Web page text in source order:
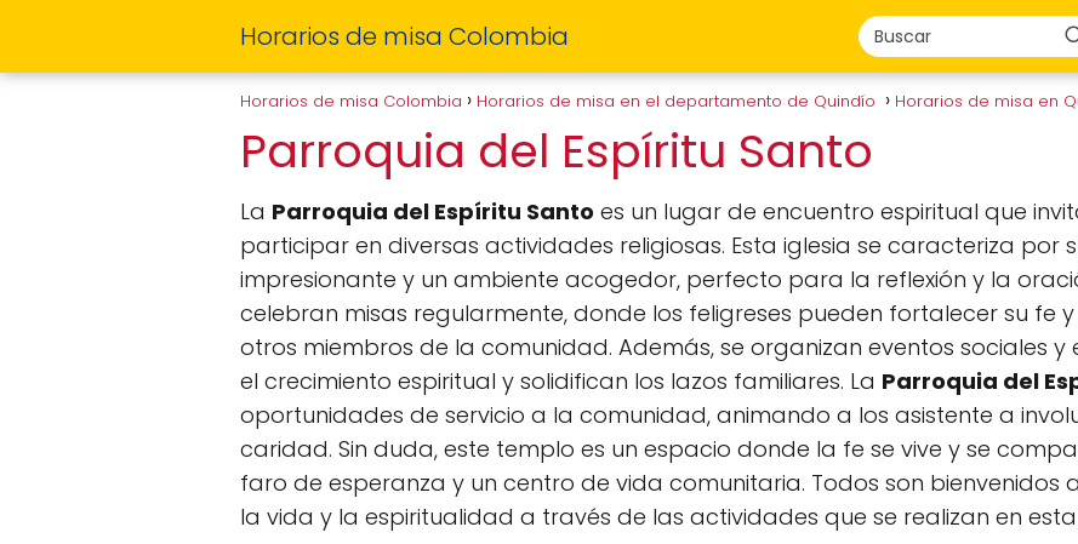
Horarios de misa Colombia
Horarios de misa Colombia Horarios de misa en el departamento de Quindío Horarios de misa en
Parroquia del Espíritu Santo
La Parroquia del Espíritu Santo es un lugar de encuentro espiritual que
participar en diversas actividades religiosas. Esta iglesia se caracteriza por
impresionante y un ambiente acogedor, perfecto para la reflexión y la
celebran misas regularmente, donde los feligreses pueden fortalecer su fe
otros miembros de la comunidad. Además, se organizan eventos sociales
el crecimiento espiritual y solidifican los lazos familiares. La Parroquia del
oportunidades de servicio a la comunidad, animando a los asistente a
caridad. Sin duda, este templo es un espacio donde la fe se vive y se
faro de esperanza y un centro de vida comunitaria. Todos son bienvenidos
la vida y la espiritualidad a través de las actividades que se realizan en esta